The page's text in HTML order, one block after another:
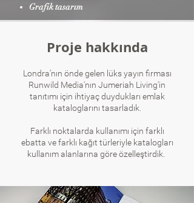
Proje hakkında
​Londra’nın önde gelen lüks yayın firması
Runwild Media'nın Jumeriah Living'in
tanıtımı için ihtiyaç duydukları emlak
kataloglarını tasarladık.
Farklı noktalarda kullanımı için farklı
ebatta ve farklı kağıt türleriyle katalogları
kullanım alanlarına göre özelleştirdik.
Grafik tasarım